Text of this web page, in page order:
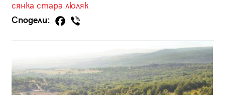
сянка стара люляк
Сподели: